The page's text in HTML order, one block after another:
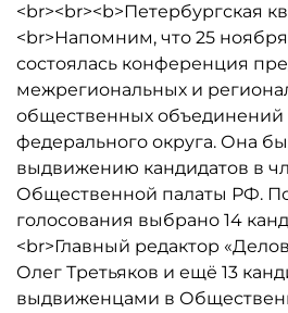
<br><br><b>Петербургская
<br>Напомним, что 25
состоялась конференция
межрегиональных и
общественных объединений
федерального округа. Она
выдвижению кандидатов в
Общественной палаты РФ.
голосования выбрано 14
<br>Главный редактор
Олег Третьяков и ещё 13
выдвиженцами в